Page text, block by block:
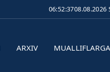
06:52:3808.08.2026
ARXIV MUALLIFLARGA